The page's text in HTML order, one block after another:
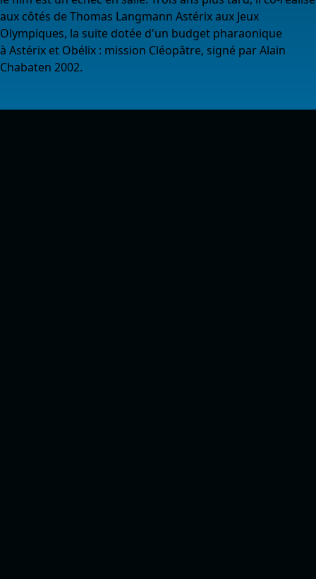
aux côtés de Thomas Langmann Astérix aux Jeux
Olympiques, la suite dotée d'un budget pharaonique
à Astérix et Obélix : mission Cléopâtre, signé par Alain
Chabaten 2002.